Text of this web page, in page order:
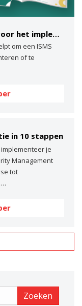
Stappenplan en Succesfactoren voor het implementeren van een ISMS
om een ISMS
of te
in 10 stappen
je
Management
tot
Zoeken